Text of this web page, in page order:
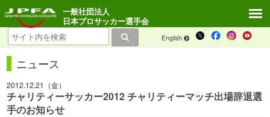
English
一般社団法人
日本プロサッカー選手会
ニュース
2012.12.21（金）
チャリティーサッカー2012 チャリティーマッチ出場辞退選
手のお知らせ